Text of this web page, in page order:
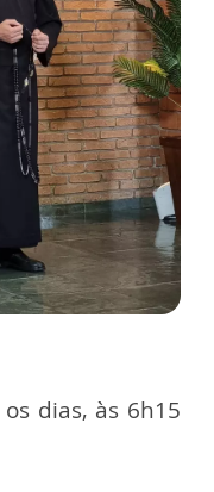
dias, às 6h15